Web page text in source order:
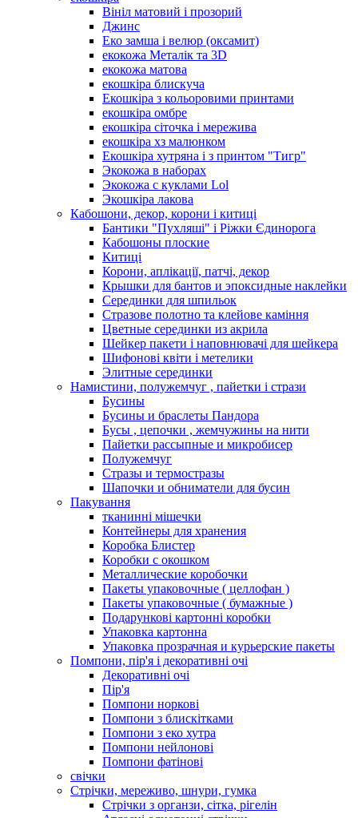
Вініл матовий і прозорий
Джинс
Еко замша і велюр (оксамит)
екокожа Металік та 3D
екокожа матова
екошкіра блискуча
Екошкіра з кольоровими принтами
екошкіра омбре
екошкіра сіточка і мережива
екошкіра хз малюнком
Екошкіра хутряна і з принтом "Тигр"
Экокожа в наборах
Экокожа с куклами Lol
Экошкiра лакова
Кабошони, декор, корони і китиці
Бантики "Пухляші" і Ріжки Єдинорога
Кабошоны плоские
Китиці
Корони, аплікації, патчі, декор
Крышки для бантов и эпоксидные наклейки
Серединки для шпильок
Стразове полотно та клейове каміння
Цветные серединки из акрила
Шейкер пакети і наповнювачі для шейкера
Шифонові квіти і метелики
Элитные серединки
Намистини, полужемчуг , пайетки і стрази
Бусины
Бусины и браслеты Пандора
Бусы , цепочки , жемчужины на нити
Пайетки рассыпные и микробисер
Полужемчуг
Стразы и термостразы
Шапочки и обниматели для бусин
Пакування
тканинні мішечки
Контейнеры для хранения
Коробка Блистер
Коробки с окошком
Металлические коробочки
Пакеты упаковочные ( целлофан )
Пакеты упаковочные ( бумажные )
Подарункові картонні коробки
Упаковка картонна
Упаковка прозрачная и курьерские пакеты
Помпони, пір'я і декоративні очі
Декоративні очі
Пір'я
Помпони норкові
Помпони з блискітками
Помпони з еко хутра
Помпони нейлонові
Помпони фатінові
свічки
Стрічки, мереживо, шнури, гумка
Стрічки з органзи, сітка, рігелін